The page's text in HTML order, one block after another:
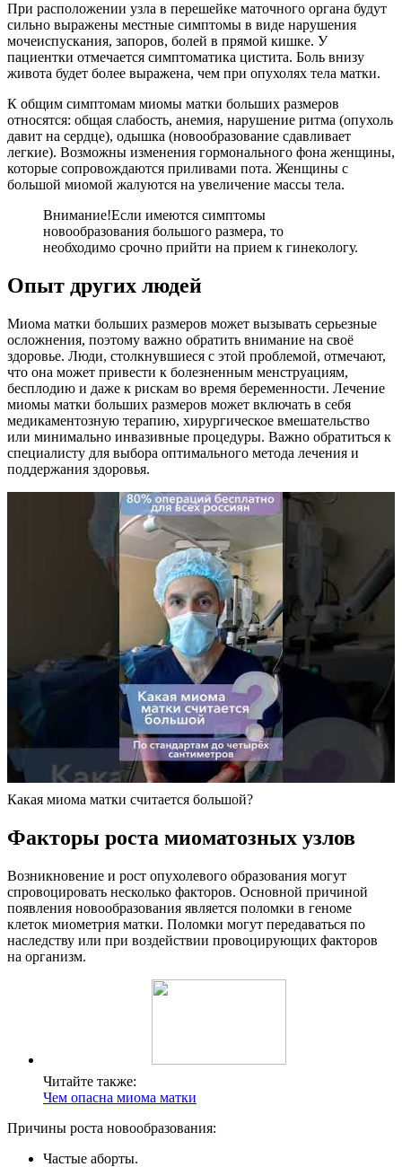
При расположении узла в перешейке маточного органа будут
сильно выражены местные симптомы в виде нарушения
мочеиспускания, запоров, болей в прямой кишке. У
пациентки отмечается симптоматика цистита. Боль внизу
живота будет более выражена, чем при опухолях тела матки.
К общим симптомам миомы матки больших размеров
относятся: общая слабость, анемия, нарушение ритма (опухоль
давит на сердце), одышка (новообразование сдавливает
легкие). Возможны изменения гормонального фона женщины,
которые сопровождаются приливами пота. Женщины с
большой миомой жалуются на увеличение массы тела.
Внимание!Если имеются симптомы
новообразования большого размера, то
необходимо срочно прийти на прием к гинекологу.
Опыт других людей
Миома матки больших размеров может вызывать серьезные
осложнения, поэтому важно обратить внимание на своё
здоровье. Люди, столкнувшиеся с этой проблемой, отмечают,
что она может привести к болезненным менструациям,
бесплодию и даже к рискам во время беременности. Лечение
миомы матки больших размеров может включать в себя
медикаментозную терапию, хирургическое вмешательство
или минимально инвазивные процедуры. Важно обратиться к
специалисту для выбора оптимального метода лечения и
поддержания здоровья.
Какая миома матки считается большой?
Факторы роста миоматозных узлов
Возникновение и рост опухолевого образования могут
спровоцировать несколько факторов. Основной причиной
появления новообразования является поломки в геноме
клеток миометрия матки. Поломки могут передаваться по
наследству или при воздействии провоцирующих факторов
на организм.
Читайте также:
Чем опасна миома матки
Причины роста новообразования:
Частые аборты.